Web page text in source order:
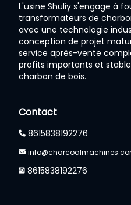
L'usine Shuliy s'engage à
transformateurs de
avec une technologie
conception de projet
service après-vente
profits importants et
charbon de bois.
Contact
8615838192276
8615838192276